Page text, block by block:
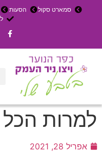
סמארט סקול הסעות
למרות הכל
אפריל 28, 2021